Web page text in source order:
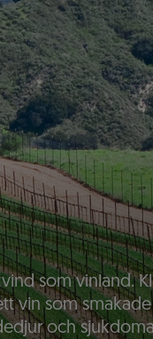
som vinland.
vin som
och